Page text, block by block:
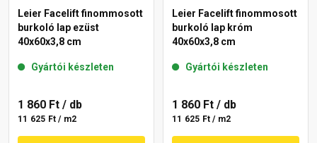
Leier Facelift finommosott
burkoló lap ezüst
40x60x3,8 cm
Gyártói készleten
1 860 Ft / db
11 625 Ft / m2
Leier Facelift finommosott
burkoló lap króm
40x60x3,8 cm
Gyártói készleten
1 860 Ft / db
11 625 Ft / m2